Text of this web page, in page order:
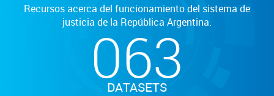
Recursos acerca del funcionamiento del sistema de
justicia de la República Argentina.
063
DATASETS